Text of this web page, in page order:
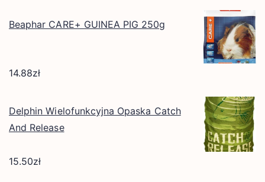
Beaphar CARE+ GUINEA PIG 250g
14.88zł
Delphin Wielofunkcyjna Opaska Catch
And Release
15.50zł